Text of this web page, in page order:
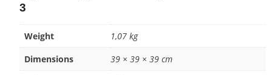
3
Weight
1,07 kg
Dimensions
39 × 39 × 39 cm